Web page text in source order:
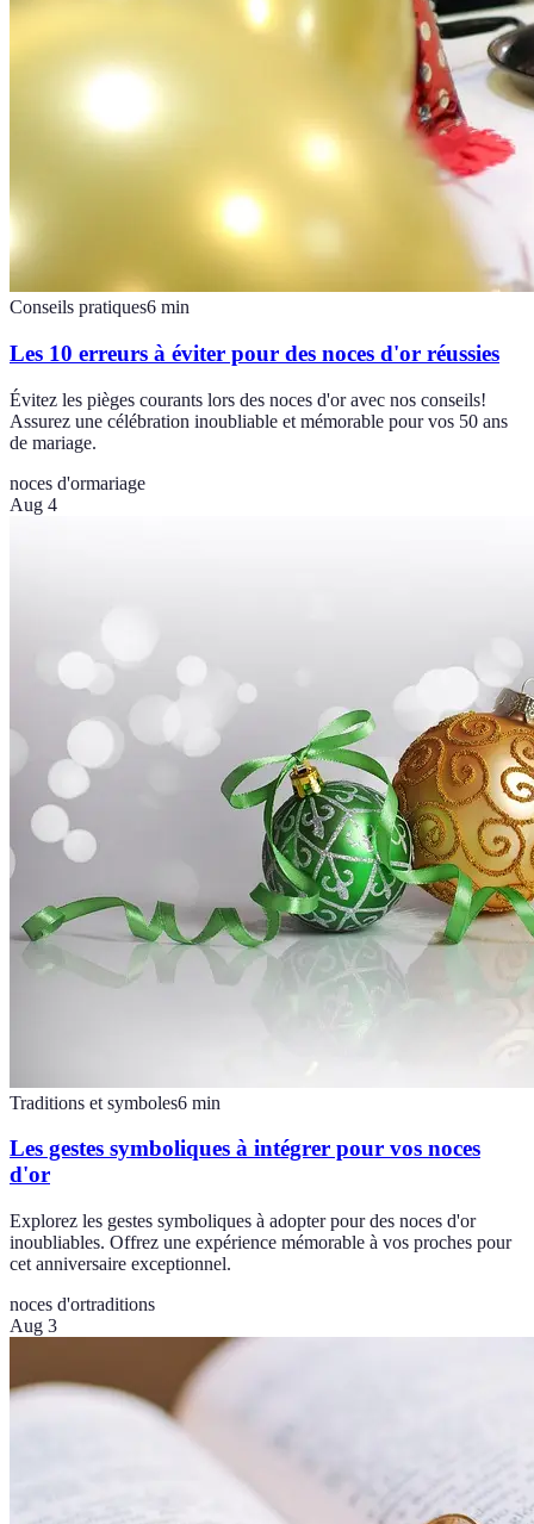
Conseils pratiques6 min
Les 10 erreurs à éviter pour des noces d'or réussies
Évitez les pièges courants lors des noces d'or avec nos conseils!
Assurez une célébration inoubliable et mémorable pour vos 50 ans
de mariage.
noces d'ormariage
Aug 4
Traditions et symboles6 min
Les gestes symboliques à intégrer pour vos noces
d'or
Explorez les gestes symboliques à adopter pour des noces d'or
inoubliables. Offrez une expérience mémorable à vos proches pour
cet anniversaire exceptionnel.
noces d'ortraditions
Aug 3